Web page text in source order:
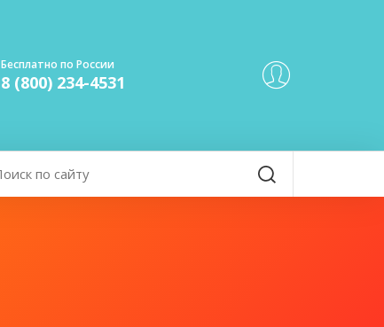
Бесплатно по России
8 (800) 234-4531